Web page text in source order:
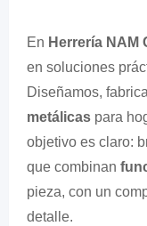
En Herrería NAM
en soluciones
Diseñamos,
metálicas para
objetivo es claro:
que combinan
pieza, con un
detalle.